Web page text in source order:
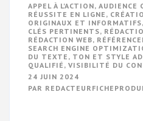
APPEL À L'ACTION, AUDIENCE
RÉUSSITE EN LIGNE ,
ORIGINAUX ET INFORMATIFS,
CLÉS PERTINENTS,
RÉDACTION WEB,
SEARCH ENGINE
DU TEXTE , TON ET STYLE
QUALIFIÉ , VISIBILITÉ DU
24 JUIN 2024
PAR